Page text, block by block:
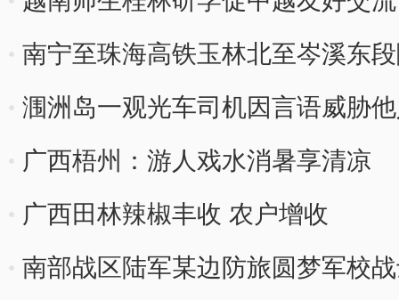
南宁至珠海高铁玉林北至岑溪东
涠洲岛一观光车司机因言语威胁
广西梧州：游人戏水消暑享清凉
广西田林辣椒丰收 农户增收
南部战区陆军某边防旅圆梦军校